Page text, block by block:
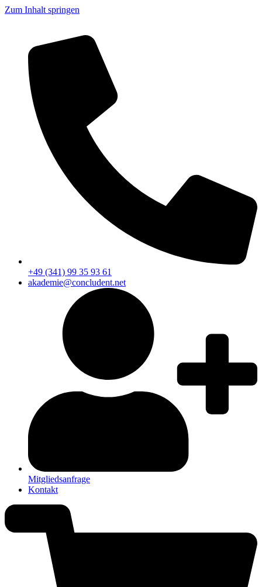
Zum Inhalt springen
+49 (341) 99 35 93 61
akademie@concludent.net
Mitgliedsanfrage
Kontakt